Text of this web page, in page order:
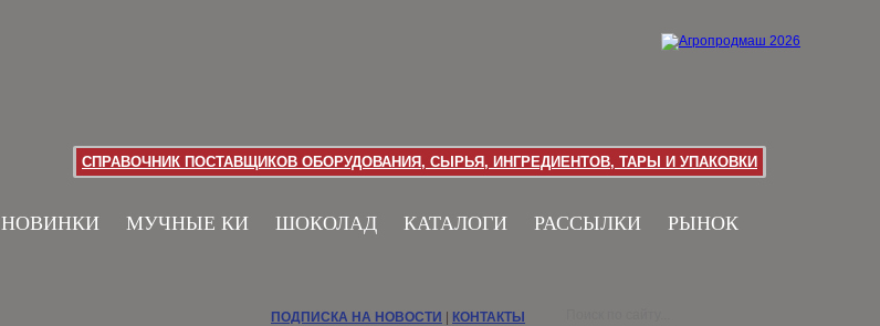
СПРАВОЧНИК ПОСТАВЩИКОВ ОБОРУДОВАНИЯ, СЫРЬЯ, ИНГРЕДИЕНТОВ, ТАРЫ И УПАКОВКИ
НОВИНКИ МУЧНЫЕ КИ ШОКОЛАД КАТАЛОГИ РАССЫЛКИ РЫНОК
ПОДПИСКА НА НОВОСТИ КОНТАКТЫ